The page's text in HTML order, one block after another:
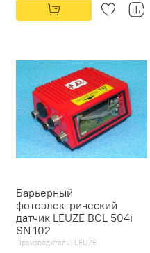
Барьерный
фотоэлектрический
датчик LEUZE BCL 504i
SN 102
Производитель: LEUZE